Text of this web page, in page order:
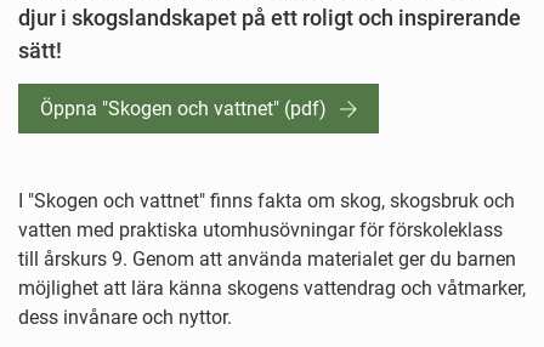
djur i skogslandskapet på ett roligt och inspirerande
sätt!
Öppna "Skogen och vattnet" (pdf)
I "Skogen och vattnet" finns fakta om skog, skogsbruk och
vatten med praktiska utomhusövningar för förskoleklass
till årskurs 9. Genom att använda materialet ger du barnen
möjlighet att lära känna skogens vattendrag och våtmarker,
dess invånare och nyttor.